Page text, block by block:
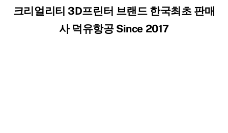
크리얼리티 3D프린터 브랜드 한국최초 판매
사 덕유항공 Since 2017